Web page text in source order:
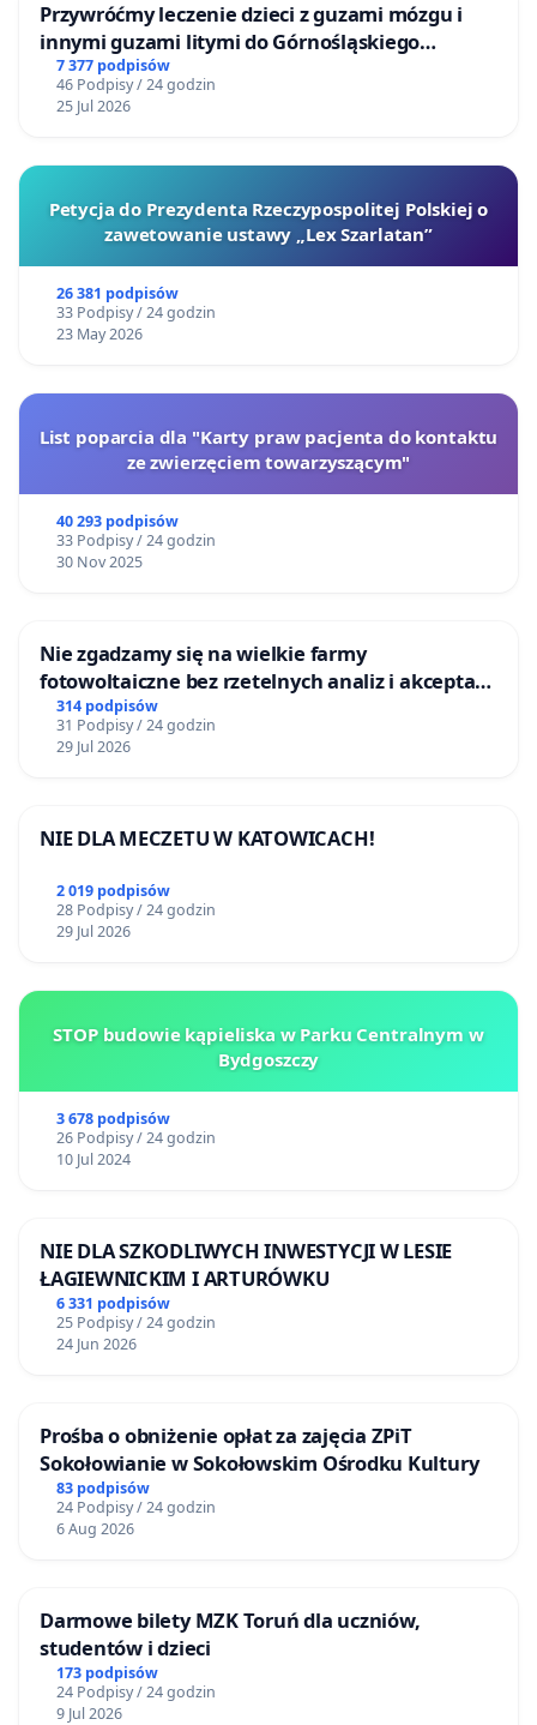
Przywróćmy leczenie dzieci z guzami mózgu i
innymi guzami litymi do Górnośląskiego
Centrum Zdrowia Dziecka w Katowicach
7 377 podpisów
46 Podpisy / 24 godzin
25 Jul 2026
Petycja do Prezydenta Rzeczypospolitej Polskiej o
zawetowanie ustawy „Lex Szarlatan”
26 381 podpisów
33 Podpisy / 24 godzin
23 May 2026
List poparcia dla "Karty praw pacjenta do kontaktu
ze zwierzęciem towarzyszącym"
40 293 podpisów
33 Podpisy / 24 godzin
30 Nov 2025
Nie zgadzamy się na wielkie farmy
fotowoltaiczne bez rzetelnych analiz i akceptacji
mieszkańców
314 podpisów
31 Podpisy / 24 godzin
29 Jul 2026
NIE DLA MECZETU W KATOWICACH!
2 019 podpisów
28 Podpisy / 24 godzin
29 Jul 2026
STOP budowie kąpieliska w Parku Centralnym w
Bydgoszczy
3 678 podpisów
26 Podpisy / 24 godzin
10 Jul 2024
NIE DLA SZKODLIWYCH INWESTYCJI W LESIE
ŁAGIEWNICKIM I ARTURÓWKU
6 331 podpisów
25 Podpisy / 24 godzin
24 Jun 2026
Prośba o obniżenie opłat za zajęcia ZPiT
Sokołowianie w Sokołowskim Ośrodku Kultury
83 podpisów
24 Podpisy / 24 godzin
6 Aug 2026
Darmowe bilety MZK Toruń dla uczniów,
studentów i dzieci
173 podpisów
24 Podpisy / 24 godzin
9 Jul 2026